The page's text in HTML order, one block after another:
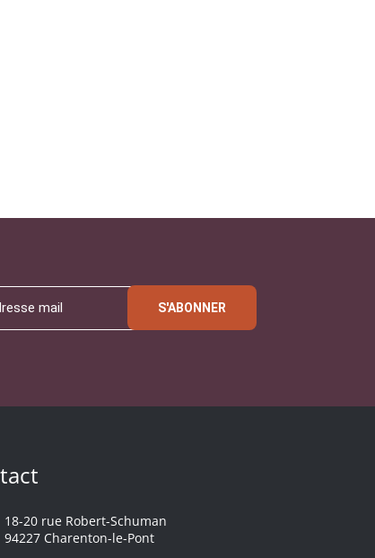
S'ABONNER
18-20 rue Robert-Schuman
94227 Charenton-le-Pont